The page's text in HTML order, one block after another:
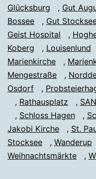
Glücksburg
, Gut
Bossee
, Gut
Geist Hospital
,
Koberg
, Louisenlund
Marienkirche
,
Mengestraße
,
Osdorf
,
, Rathausplatz ,
, Schloss Hagen ,
Jakobi Kirche
, St.
Stocksee
, Wanderup
Weihnachtsmärkte
,